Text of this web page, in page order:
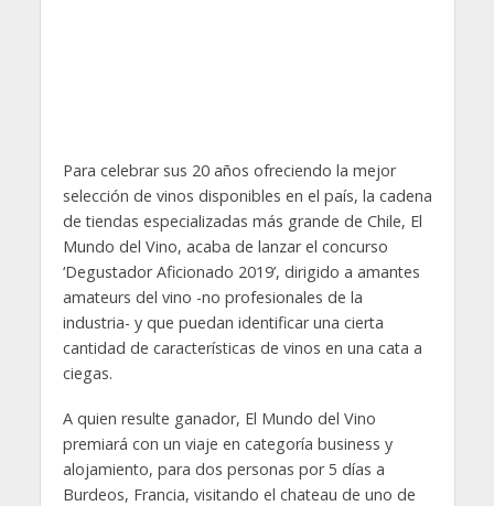
Para celebrar sus 20 años ofreciendo la mejor
selección de vinos disponibles en el país, la cadena
de tiendas especializadas más grande de Chile, El
Mundo del Vino, acaba de lanzar el concurso
‘Degustador Aficionado 2019’, dirigido a amantes
amateurs del vino -no profesionales de la
industria- y que puedan identificar una cierta
cantidad de características de vinos en una cata a
ciegas.
A quien resulte ganador, El Mundo del Vino
premiará con un viaje en categoría business y
alojamiento, para dos personas por 5 días a
Burdeos, Francia, visitando el chateau de uno de